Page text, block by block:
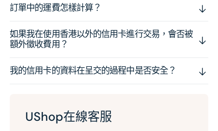
訂單中的運費怎樣計算？
如果我在使用香港以外的信用卡進行交易，會否被
額外徵收費用？
我的信用卡的資料在呈交的過程中是否安全？
UShop在線客服